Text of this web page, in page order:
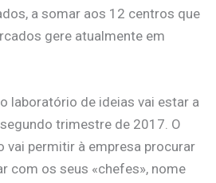
a somar aos 12 centros que
gere atualmente em
laboratório de ideias vai estar a
trimestre de 2017. O
vai permitir à empresa procurar
com os seus «chefes», nome